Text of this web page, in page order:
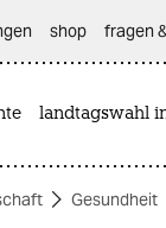
shop fragen
landtagswahl
Gesundheit